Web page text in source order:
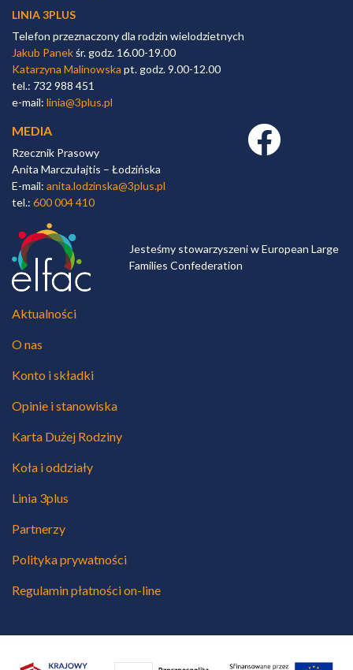
LINIA 3PLUS
Telefon przeznaczony dla rodzin wielodzietnych
Jakub Panekśr. godz. 16.00-19.00
Katarzyna Malinowska pt. godz. 9.00-12.00
tel.: 732 988 451
e-mail: linia@3plus.pl
MEDIA
Rzecznik Prasowy
Anita Marczułajtis – Łodzińska
E-mail: anita.lodzinska@3plus.pl
tel.: 600 004 410
Facebook link
Jesteśmy stowarzyszeni w European Large
Families Confederation
Aktualności
O nas
Konto i składki
Opinie i stanowiska
Karta Dużej Rodziny
Koła i oddziały
Linia 3plus
Partnerzy
Polityka prywatności
Regulamin płatności on-line